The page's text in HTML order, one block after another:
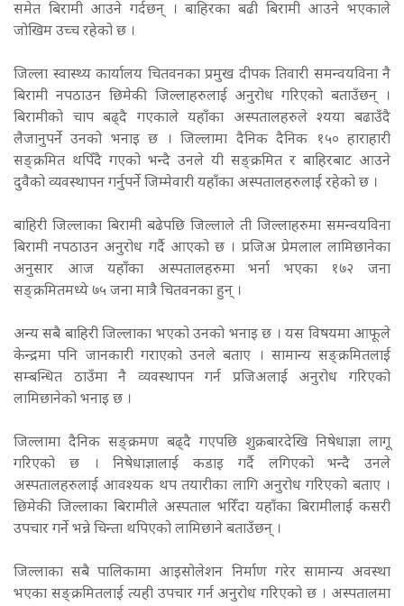
समेत बिरामी आउने गर्दछन् । बाहिरका बढी बिरामी आउने भएकाले
जोखिम उच्च रहेको छ ।
जिल्ला स्वास्थ्य कार्यालय चितवनका प्रमुख दीपक तिवारी समन्वयविना नै
बिरामी नपठाउन छिमेकी जिल्लाहरुलाई अनुरोध गरिएको बताउँछन् ।
बिरामीको चाप बढ्दै गएकाले यहाँका अस्पतालहरुले श्यया बढाउँदै
लैजानुपर्ने उनको भनाइ छ । जिल्लामा दैनिक दैनिक १५० हाराहारी
सङ्क्रमित थपिँदै गएको भन्दै उनले यी सङ्क्रमित र बाहिरबाट आउने
दुवैको व्यवस्थापन गर्नुपर्ने जिम्मेवारी यहाँका अस्पतालहरुलाई रहेको छ ।
बाहिरी जिल्लाका बिरामी बढेपछि जिल्लाले ती जिल्लाहरुमा समन्वयविना
बिरामी नपठाउन अनुरोध गर्दै आएको छ । प्रजिअ प्रेमलाल लामिछानेका
अनुसार आज यहाँका अस्पतालहरुमा भर्ना भएका १७२ जना
सङ्क्रमितमध्ये ७५ जना मात्रै चितवनका हुन् ।
अन्य सबै बाहिरी जिल्लाका भएको उनको भनाइ छ । यस विषयमा आफूले
केन्द्रमा पनि जानकारी गराएको उनले बताए । सामान्य सङ्क्रमितलाई
सम्बन्धित ठाउँमा नै व्यवस्थापन गर्न प्रजिअलाई अनुरोध गरिएको
लामिछानेको भनाइ छ ।
जिल्लामा दैनिक सङ्क्रमण बढ्दै गएपछि शुक्रबारदेखि निषेधाज्ञा लागू
गरिएको छ । निषेधाज्ञालाई कडाइ गर्दै लगिएको भन्दै उनले
अस्पतालहरुलाई आवश्यक थप तयारीका लागि अनुरोध गरिएको बताए ।
छिमेकी जिल्लाका बिरामीले अस्पताल भरिँदा यहाँका बिरामीलाई कसरी
उपचार गर्ने भन्ने चिन्ता थपिएको लामिछाने बताउँछन् ।
जिल्लाका सबै पालिकामा आइसोलेशन निर्माण गरेर सामान्य अवस्था
भएका सङ्क्रमितलाई त्यही उपचार गर्न अनुरोध गरिएको छ । अस्पतालमा